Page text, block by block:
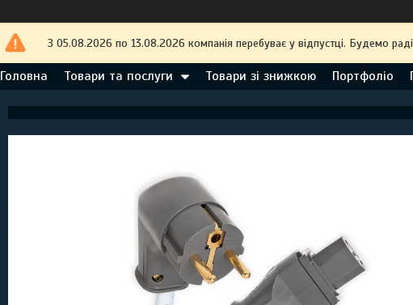
З 05.08.2026 по 13.08.2026 компанія перебуває у відпустці. Будемо
Головна Товари та послуги Товари зі знижкою Портфоліо